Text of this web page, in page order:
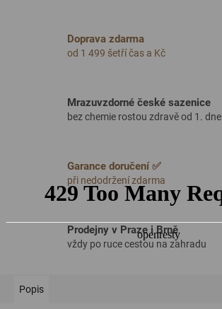
Doprava zdarma
od 1 499 šetří čas a Kč
Mrazuvzdorné české sazenice
bez chemie rostou zdravě od 1. dne
Garance doručení ✅
při nedodržení zdarma
Prodejny v Praze i Brně
vždy po ruce cestou na zahradu
Popis